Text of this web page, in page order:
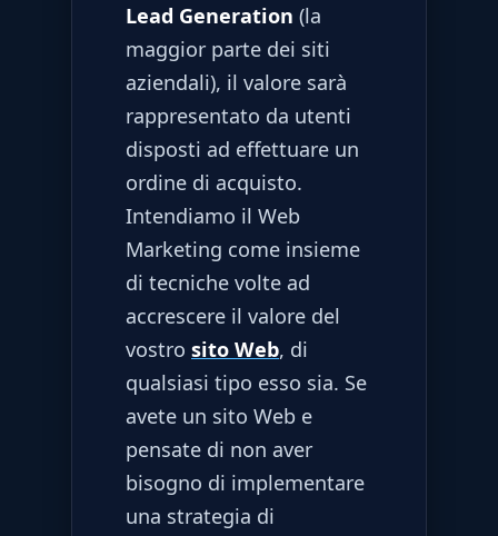
Lead Generation (la
maggior parte dei siti
aziendali), il valore sarà
rappresentato da utenti
disposti ad effettuare un
ordine di acquisto.
Intendiamo il Web
Marketing come insieme
di tecniche volte ad
accrescere il valore del
vostro sito Web, di
qualsiasi tipo esso sia. Se
avete un sito Web e
pensate di non aver
bisogno di implementare
una strategia di